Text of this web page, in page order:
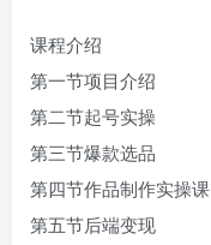
课程介绍
第一节项目介绍
第二节起号实操
第三节爆款选品
第四节作品制作实操课
第五节后端变现